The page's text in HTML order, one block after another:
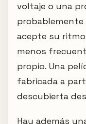
voltaje o una
probablemente
acepte su
menos
propio. Una
fabricada a
descubierta
Hay además